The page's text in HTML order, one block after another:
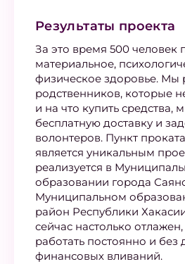
Результаты проекта
За это время 500 человек
материальное,
физическое здоровье. Мы
родственников, которые
и на что купить средства,
бесплатную доставку и
волонтеров. Пункт
является уникальным
реализуется в
образовании города
Муниципальном
район Республики
сейчас настолько
работать постоянно и без
финансовых вливаний.